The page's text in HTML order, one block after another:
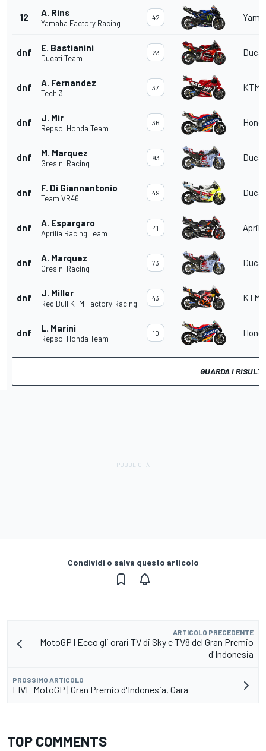
12 A. Rins
Yamaha Factory Racing
42
dnf E. Bastianini
Ducati Team
23
dnf A. Fernandez
Tech 3
37 KTM
dnf J. Mir
Repsol Honda Team
36
dnf M. Marquez
Gresini Racing
93
dnf F. Di Giannantonio
Team VR46
49
dnf A. Espargaro
Aprilia Racing Team
41
dnf A. Marquez
Gresini Racing
73
dnf J. Miller
Red Bull KTM Factory Racing
43 KTM
dnf L. Marini
Repsol Honda Team
10
GUARDA I
Condividi o salva questo articolo
ARTICOLO PRECEDENTE
MotoGP | Ecco gli orari TV di Sky e TV8 del Gran Premio
d'Indonesia
PROSSIMO ARTICOLO
LIVE MotoGP | Gran Premio d'Indonesia, Gara
TOP COMMENTS